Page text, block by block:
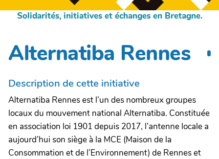
Solidarités, initiatives et échanges en Bretagne.
Alternatiba Rennes
Description de cette initiative
Alternatiba Rennes est l’un des nombreux groupes
locaux du mouvement national Alternatiba. Constituée
en association loi 1901 depuis 2017, l’antenne locale a
aujourd’hui son siège à la MCE (Maison de la
Consommation et de l’Environnement) de Rennes et